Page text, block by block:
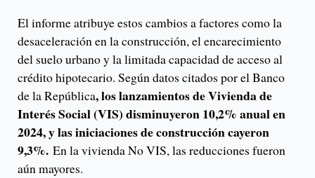
El informe atribuye estos cambios a factores como la
desaceleración en la construcción, el encarecimiento
del suelo urbano y la limitada capacidad de acceso al
crédito hipotecario. Según datos citados por el Banco
de la República, los lanzamientos de Vivienda de
Interés Social (VIS) disminuyeron 10,2% anual en
2024, y las iniciaciones de construcción cayeron
9,3%. En la vivienda No VIS, las reducciones fueron
aún mayores.